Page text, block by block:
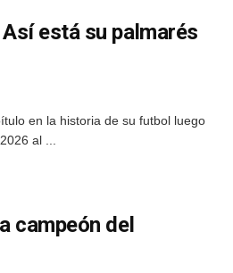
está su palmarés
en la historia de su futbol luego
al ...
campeón del